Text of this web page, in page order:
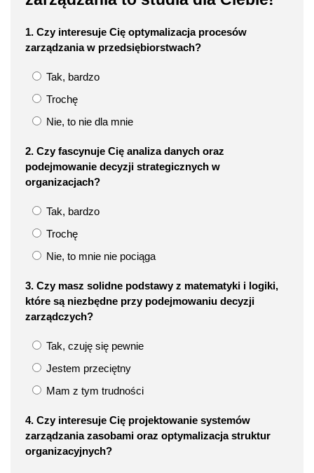
1. Czy interesuje Cię optymalizacja procesów
zarządzania w przedsiębiorstwach?
Tak, bardzo
Trochę
Nie, to nie dla mnie
2. Czy fascynuje Cię analiza danych oraz
podejmowanie decyzji strategicznych w
organizacjach?
Tak, bardzo
Trochę
Nie, to mnie nie pociąga
3. Czy masz solidne podstawy z matematyki i logiki,
które są niezbędne przy podejmowaniu decyzji
zarządczych?
Tak, czuję się pewnie
Jestem przeciętny
Mam z tym trudności
4. Czy interesuje Cię projektowanie systemów
zarządzania zasobami oraz optymalizacja struktur
organizacyjnych?